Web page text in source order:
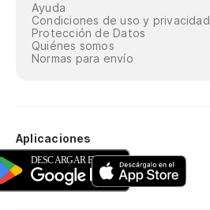
Ayuda
Condiciones de uso y privacidad
Protección de Datos
Quiénes somos
Normas para envío
Aplicaciones